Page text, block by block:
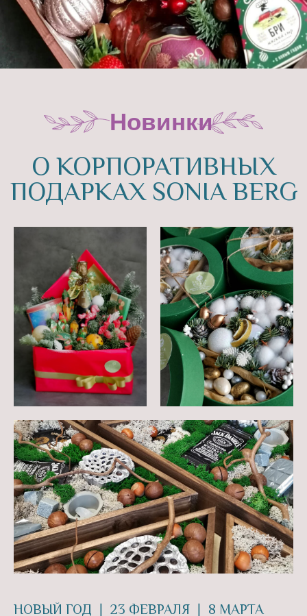
НОВЫЙ ГОД ❘ 23 ФЕВРАЛЯ ❘ 8 МАРТА
ПРИМЕРЫ
КОРПОРАТИВНЫХ
ПОДАРКОВ
Каталог